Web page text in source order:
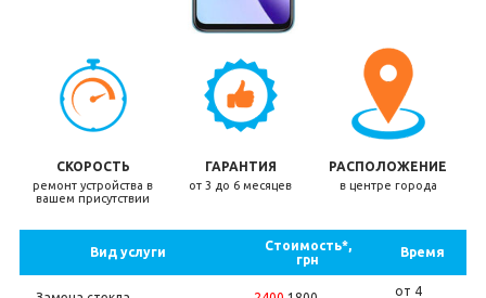
СКОРОСТЬ
ремонт устройства в
вашем присутствии
ГАРАНТИЯ
от 3 до 6 месяцев
РАСПОЛОЖЕНИЕ
в центре города
Вид услуги
Стоимость*,
грн
Время
от 4